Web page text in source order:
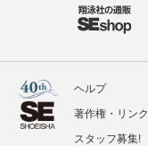
ヘルプ
著作権・リンク
スタッフ募集!